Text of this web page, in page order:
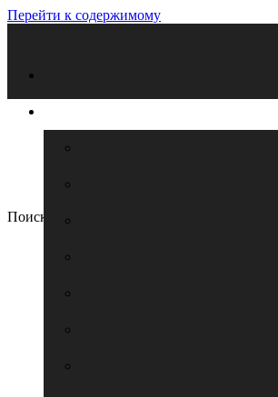
Перейти к содержимому
Поиск